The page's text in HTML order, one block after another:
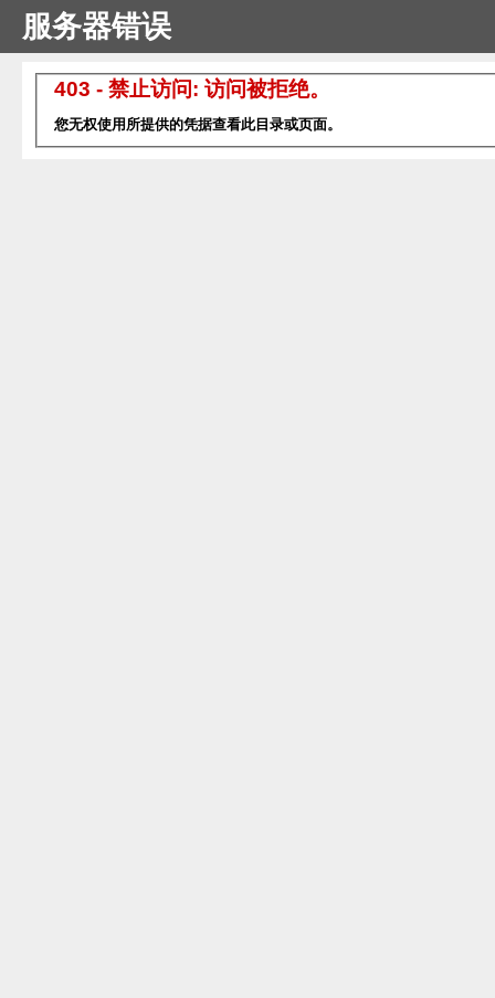
服务器错误
403 - 禁止访问: 访问被拒绝。
您无权使用所提供的凭据查看此目录或页面。